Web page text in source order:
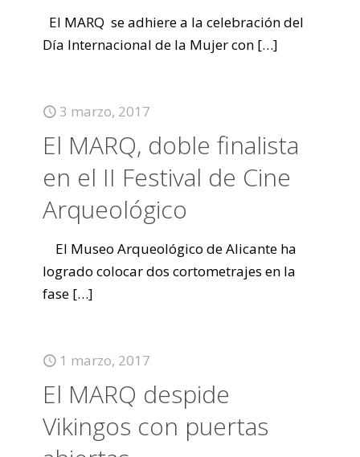
El MARQ se adhiere a la celebración del
Día Internacional de la Mujer con […]
3 marzo, 2017
El MARQ, doble finalista
en el II Festival de Cine
Arqueológico
El Museo Arqueológico de Alicante ha
logrado colocar dos cortometrajes en la
fase […]
1 marzo, 2017
El MARQ despide
Vikingos con puertas